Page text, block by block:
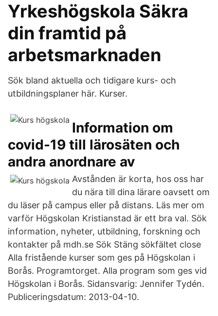
Yrkeshögskola Säkra
din framtid på
arbetsmarknaden
Sök bland aktuella och tidigare kurs- och
utbildningsplaner här. Kurser.
Information om
covid-19 till lärosäten och
andra anordnare av
Avstånden är korta, hos oss har
du nära till dina lärare oavsett om
du läser på campus eller på distans. Läs mer om
varför Högskolan Kristianstad är ett bra val. Sök
information, nyheter, utbildning, forskning och
kontakter på mdh.se Sök Stäng sökfältet close
Alla fristående kurser som ges på Högskolan i
Borås. Programtorget. Alla program som ges vid
Högskolan i Borås. Sidansvarig: Jennifer Tydén.
Publiceringsdatum: 2013-04-10.